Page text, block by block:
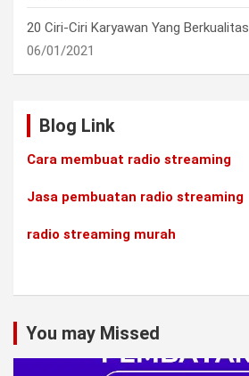
20 Ciri-Ciri Karyawan Yang Berkualitas
06/01/2021
Blog Link
Cara membuat radio streaming
Jasa pembuatan radio streaming
radio streaming murah
You may Missed